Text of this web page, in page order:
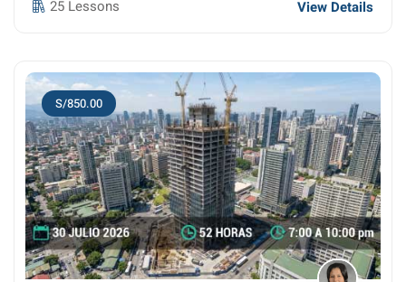
25 Lessons View Details
S/850.00